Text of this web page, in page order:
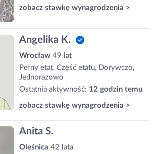
zobacz stawkę wynagrodzenia >
Angelika K.
Wrocław 49 lat
Pełny etat, Część etatu, Dorywczo,
Jednorazowo
Ostatnia aktywność: 12 godzin temu
zobacz stawkę wynagrodzenia >
Anita S.
Oleśnica 42 lata